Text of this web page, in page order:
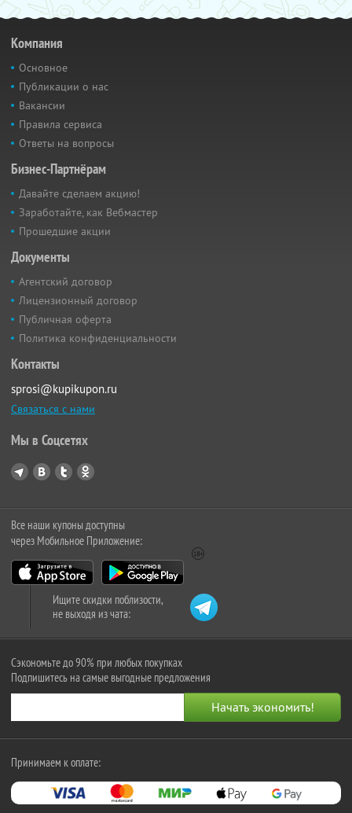
Компания
Основное
Публикации о нас
Вакансии
Правила сервиса
Ответы на вопросы
Бизнес-Партнёрам
Давайте сделаем акцию!
Заработайте, как Вебмастер
Прошедшие акции
Документы
Агентский договор
Лицензионный договор
Публичная оферта
Политика конфиденциальности
Контакты
sprosi@kupikupon.ru
Связаться с нами
Мы в Соцсетях
Все наши купоны доступны
через Мобильное Приложение:
Ищите скидки поблизости,
не выходя из чата:
Сэкономьте до 90% при любых покупках
Подпишитесь на самые выгодные предложения
Принимаем к оплате: